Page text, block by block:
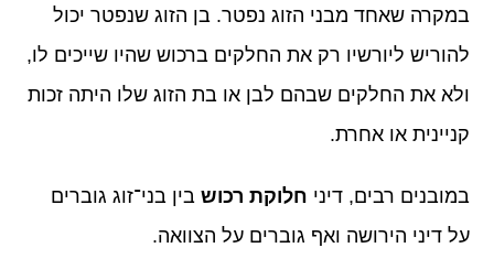
במקרה שאחד מבני הזוג נפטר. בן הזוג שנפטר יכול
להוריש ליורשיו רק את החלקים ברכוש שהיו שייכים לו,
ולא את החלקים שבהם לבן או בת הזוג שלו היתה זכות
קניינית או אחרת.
במובנים רבים, דיני חלוקת רכוש בין בני־זוג גוברים
על דיני הירושה ואף גוברים על הצוואה.